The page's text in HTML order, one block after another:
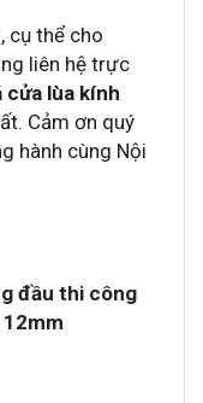
cụ thể cho
liên hệ trực
cửa lùa kính
Cảm ơn quý
hành cùng Nội
đầu thi công